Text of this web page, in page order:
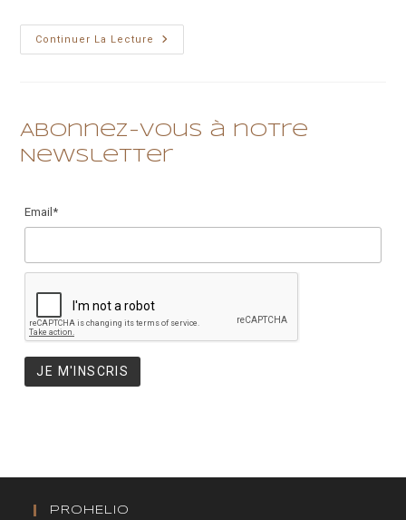
Continuer La Lecture
Les
Prestiges
Abonnez-vous à notre
Newsletter
Email*
PROHELIO